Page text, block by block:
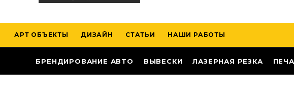
АРТ ОБЪЕКТЫ ДИЗАЙН СТАТЬИ НАШИ РАБОТЫ
БРЕНДИРОВАНИЕ АВТО ВЫВЕСКИ ЛАЗЕРНАЯ РЕЗКА